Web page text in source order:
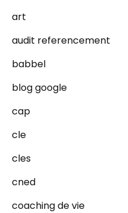
art
audit referencement
babbel
blog google
cap
cle
cles
cned
coaching de vie